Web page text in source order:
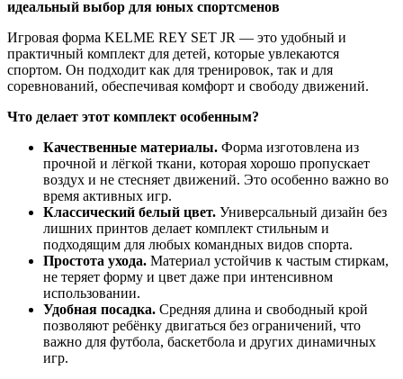
идеальный выбор для юных спортсменов
Игровая форма KELME REY SET JR — это удобный и
практичный комплект для детей, которые увлекаются
спортом. Он подходит как для тренировок, так и для
соревнований, обеспечивая комфорт и свободу движений.
Что делает этот комплект особенным?
Качественные материалы. Форма изготовлена из
прочной и лёгкой ткани, которая хорошо пропускает
воздух и не стесняет движений. Это особенно важно во
время активных игр.
Классический белый цвет. Универсальный дизайн без
лишних принтов делает комплект стильным и
подходящим для любых командных видов спорта.
Простота ухода. Материал устойчив к частым стиркам,
не теряет форму и цвет даже при интенсивном
использовании.
Удобная посадка. Средняя длина и свободный крой
позволяют ребёнку двигаться без ограничений, что
важно для футбола, баскетбола и других динамичных
игр.